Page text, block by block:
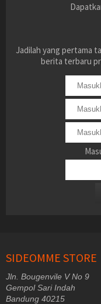
Jadilah yang pertama
berita terbaru
SIDEOMME STORE
Jln. Bougenvile V No 9
Gempol Sari Indah
Bandung 40215